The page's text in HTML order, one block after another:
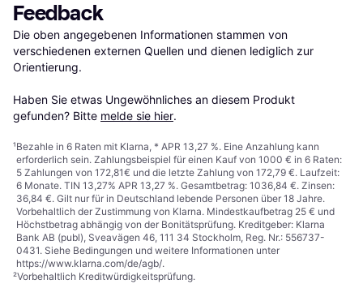
Feedback
Die oben angegebenen Informationen stammen von
verschiedenen externen Quellen und dienen lediglich zur
Orientierung.
Haben Sie etwas Ungewöhnliches an diesem Produkt
gefunden? Bitte melde sie hier.
¹Bezahle in 6 Raten mit Klarna, * APR 13,27 %. Eine Anzahlung kann
erforderlich sein. Zahlungsbeispiel für einen Kauf von 1000 € in 6 Raten:
5 Zahlungen von 172,81€ und die letzte Zahlung von 172,79 €. Laufzeit:
6 Monate. TIN 13,27% APR 13,27 %. Gesamtbetrag: 1036,84 €. Zinsen:
36,84 €. Gilt nur für in Deutschland lebende Personen über 18 Jahre.
Vorbehaltlich der Zustimmung von Klarna. Mindestkaufbetrag 25 € und
Höchstbetrag abhängig von der Bonitätsprüfung. Kreditgeber: Klarna
Bank AB (publ), Sveavägen 46, 111 34 Stockholm, Reg. Nr.: 556737-
0431. Siehe Bedingungen und weitere Informationen unter
https://www.klarna.com/de/agb/.
²Vorbehaltlich Kreditwürdigkeitsprüfung.